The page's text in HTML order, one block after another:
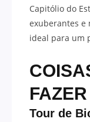
Capitólio do
exuberantes e
ideal para um
Tour de